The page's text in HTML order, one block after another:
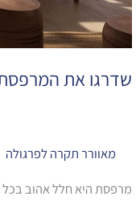
שדרגו את
מאוורר תקרה לפרגולה
מרפסת היא חלל אהוב